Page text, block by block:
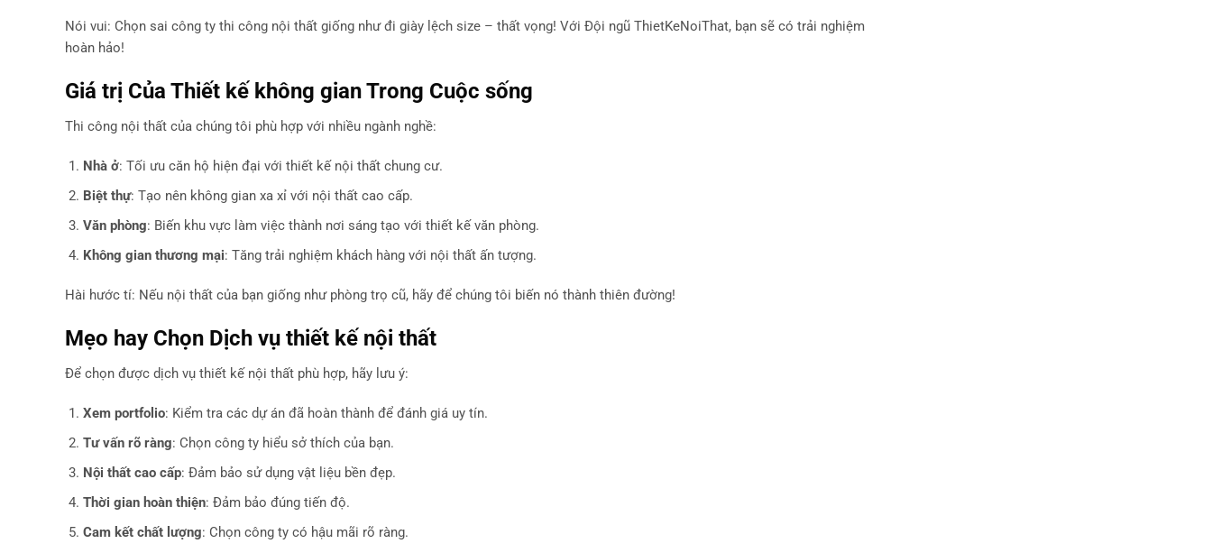
Nói vui: Chọn sai công ty thi công nội thất giống như đi giày lệch size – thất vọng! Với Đội ngũ ThietKeNoiThat, bạn sẽ có trải nghiệm
hoàn hảo!
Giá trị Của Thiết kế không gian Trong Cuộc sống
Thi công nội thất của chúng tôi phù hợp với nhiều ngành nghề:
Nhà ở: Tối ưu căn hộ hiện đại với thiết kế nội thất chung cư.
Biệt thự: Tạo nên không gian xa xỉ với nội thất cao cấp.
Văn phòng: Biến khu vực làm việc thành nơi sáng tạo với thiết kế văn phòng.
Không gian thương mại: Tăng trải nghiệm khách hàng với nội thất ấn tượng.
Hài hước tí: Nếu nội thất của bạn giống như phòng trọ cũ, hãy để chúng tôi biến nó thành thiên đường!
Mẹo hay Chọn Dịch vụ thiết kế nội thất
Để chọn được dịch vụ thiết kế nội thất phù hợp, hãy lưu ý:
Xem portfolio: Kiểm tra các dự án đã hoàn thành để đánh giá uy tín.
Tư vấn rõ ràng: Chọn công ty hiểu sở thích của bạn.
Nội thất cao cấp: Đảm bảo sử dụng vật liệu bền đẹp.
Thời gian hoàn thiện: Đảm bảo đúng tiến độ.
Cam kết chất lượng: Chọn công ty có hậu mãi rõ ràng.